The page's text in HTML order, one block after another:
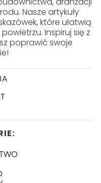
Nasze artykuły
które ułatwią
Inspiruj się z
poprawić swoje